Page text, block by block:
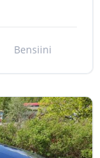
Bensiini